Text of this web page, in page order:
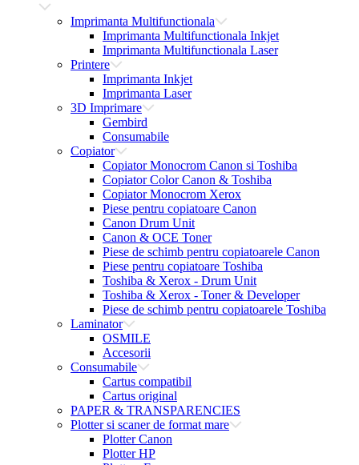
Imprimanta Multifunctionala
Imprimanta Multifunctionala Inkjet
Imprimanta Multifunctionala Laser
Printere
Imprimanta Inkjet
Imprimanta Laser
3D Imprimare
Gembird
Consumabile
Copiator
Copiator Monocrom Canon si Toshiba
Copiator Color Canon & Toshiba
Copiator Monocrom Xerox
Piese pentru copiatoare Canon
Canon Drum Unit
Canon & OCE Toner
Piese de schimb pentru copiatoarele Canon
Piese pentru copiatoare Toshiba
Toshiba & Xerox - Drum Unit
Toshiba & Xerox - Toner & Developer
Piese de schimb pentru copiatoarele Toshiba
Laminator
OSMILE
Accesorii
Consumabile
Cartus compatibil
Cartus original
PAPER & TRANSPARENCIES
Plotter si scaner de format mare
Plotter Canon
Plotter HP